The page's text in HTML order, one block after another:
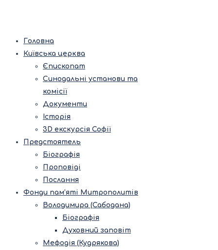
Головна
Київська церква
Єпископат
Синодальні установи та
комісії
Документи
Історія
3D екскурсія Софії
Предстоятель
Біографія
Проповіді
Послання
Фонди пам’яті Митрополитів
Володимира (Сабодана)
Біографія
Духовний заповіт
Мефодія (Кудрякова)